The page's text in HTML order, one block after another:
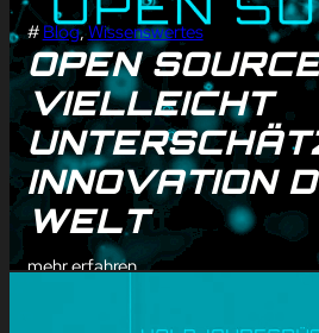
# Blog, Wissenswertes
OPEN
VIELLEICHT
INNOVATION
WELT
mehr erfahren